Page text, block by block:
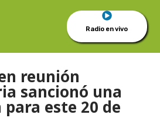
Radio en vivo
en reunión
sancionó una
este 20 de